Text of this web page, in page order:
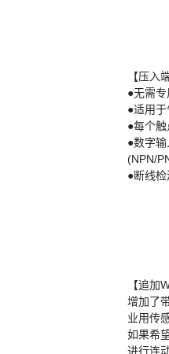
【压入
●无需
●适用
●每个
●数字
(NPN/
●断线
【追加
增加了
业用传
如果希
进行连